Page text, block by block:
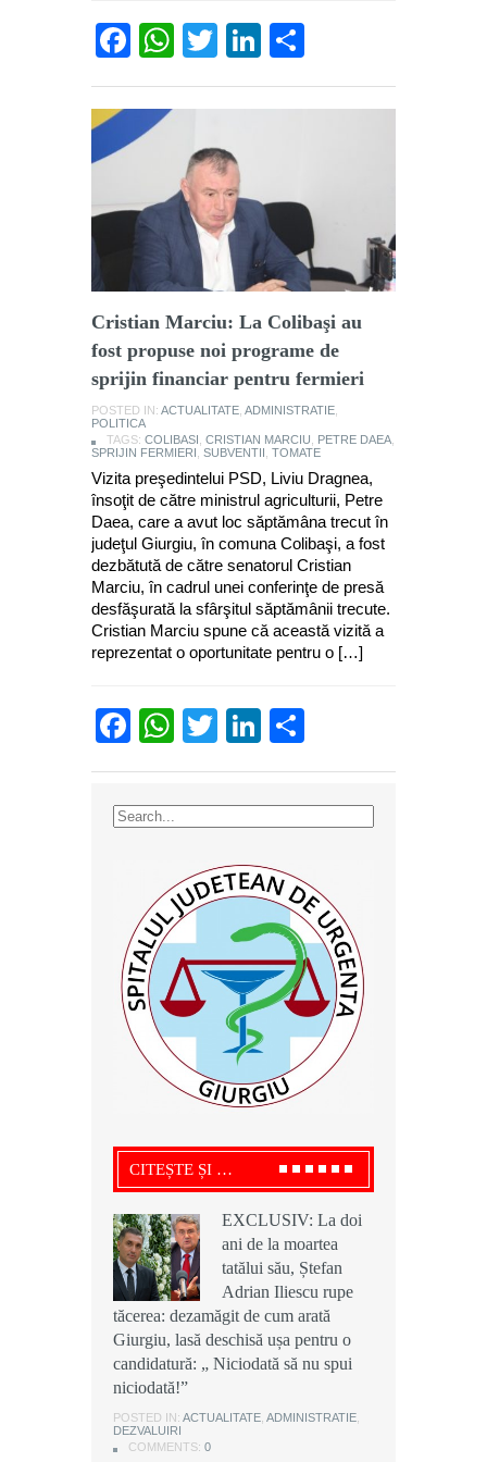
Facebook
WhatsApp
TwitterLinkedIn
Cristian Marciu: La Colibaşi au
fost propuse noi programe de
sprijin financiar pentru fermieri
POSTED IN: ACTUALITATE ADMINISTRATIE
POLITICA
TAGS: COLIBASI CRISTIAN MARCIU PETRE DAEA
SPRIJIN FERMIERI SUBVENTII TOMATE
Vizita preşedintelui PSD, Liviu Dragnea,
însoţit de către ministrul agriculturii, Petre
Daea, care a avut loc săptămâna trecut în
judeţul Giurgiu, în comuna Colibaşi, a fost
dezbătută de către senatorul Cristian
Marciu, în cadrul unei conferinţe de presă
desfăşurată la sfârşitul săptămânii trecute.
Cristian Marciu spune că această vizită a
reprezentat o oportunitate pentru o […]
Facebook
WhatsApp
TwitterLinkedIn
CITEȘTE ȘI …
EXCLUSIV: La doi
ani de la moartea
tatălui său, Ștefan
Adrian Iliescu rupe
tăcerea: dezamăgit de cum arată
Giurgiu, lasă deschisă ușa pentru o
candidatură: „ Niciodată să nu spui
niciodată!”
POSTED IN: ACTUALITATE ADMINISTRATIE
DEZVALUIRI
COMMENTS: 0
EXCLUSIV: La doi
ani de la moartea
tatălui său, Ștefan
Adrian Iliescu rupe
tăcerea: dezamăgit de cum arată
Giurgiu, lasă deschisă ușa pentru o
candidatură: „ Niciodată să nu spui
niciodată!”
POSTED IN: ACTUALITATE ADMINISTRATIE
DEZVALUIRI
COMMENTS: 0
EXCLUSIV: La doi
ani de la moartea
tatălui său, Ștefan
Adrian Iliescu rupe
tăcerea: dezamăgit de cum arată
Giurgiu, lasă deschisă ușa pentru o
candidatură: „ Niciodată să nu spui
niciodată!”
POSTED IN: ACTUALITATE ADMINISTRATIE
DEZVALUIRI
COMMENTS: 0